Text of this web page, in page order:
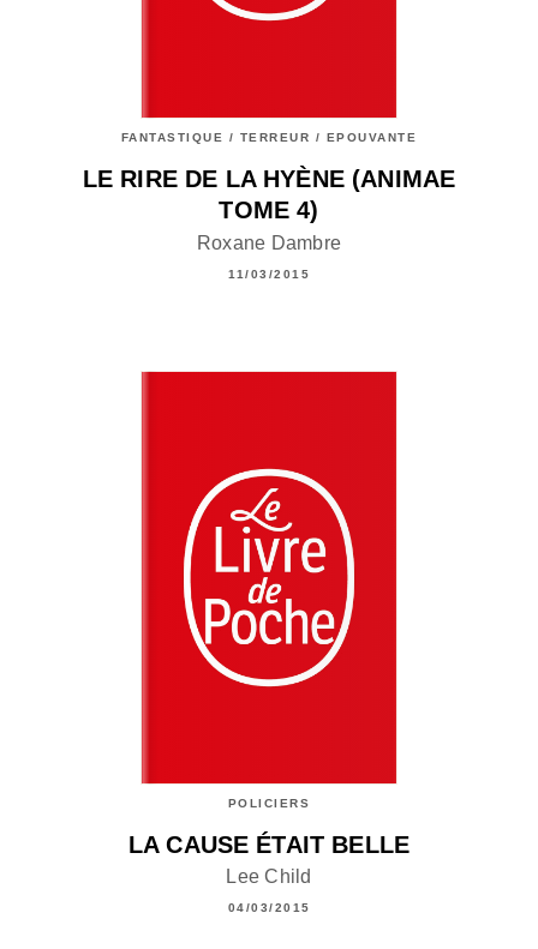
FANTASTIQUE / TERREUR / EPOUVANTE
LE RIRE DE LA HYÈNE (ANIMAE
TOME 4)
Roxane Dambre
11/03/2015
POLICIERS
LA CAUSE ÉTAIT BELLE
Lee Child
04/03/2015